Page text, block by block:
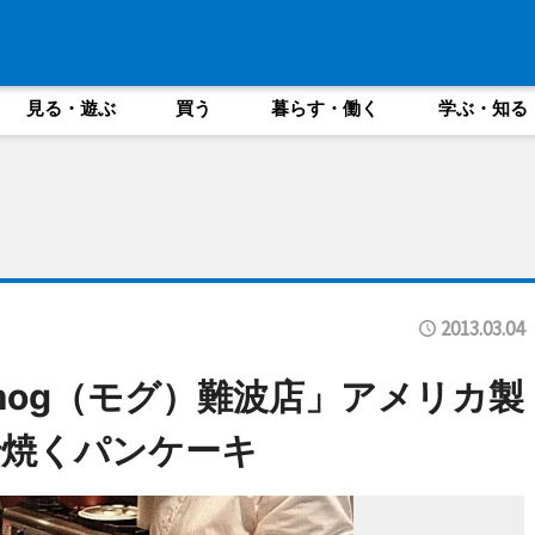
見る・遊ぶ 買う 暮らす・働く 学ぶ・知る
2013.03.04
（モグ）難波店」アメリカ製
くパンケーキ